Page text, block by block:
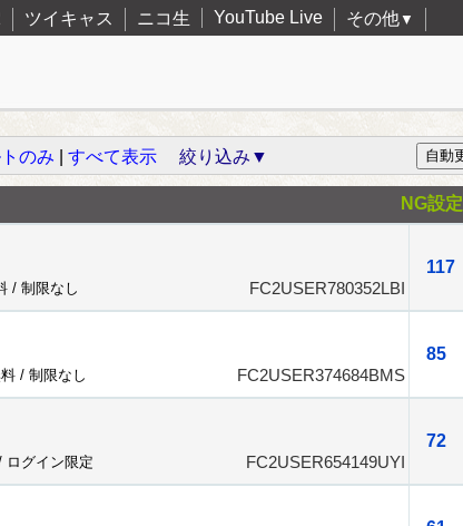
ツイキャス ニコ生 YouTube Live その他▼
のみ すべて表示 絞り込み▼
NG設定
117
/ 制限なし FC2USER780352LBI
85
/ 制限なし FC2USER374684BMS
72
ログイン限定 FC2USER654149UYI